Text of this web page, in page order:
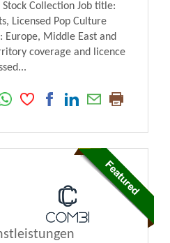
Collection Job title:
Licensed Pop Culture
Europe, Middle East and
coverage and licence